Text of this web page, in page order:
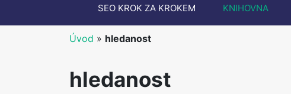
SEO KROK ZA KROKEM KNIHOVNA
Úvod » hledanost
hledanost